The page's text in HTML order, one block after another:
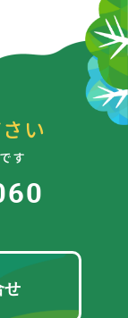
い
す
せ